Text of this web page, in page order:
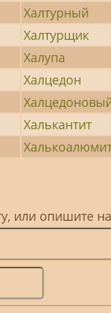
Халтурный
Халтурщик
Халупа
Халцедон
Халькантит
или опишите